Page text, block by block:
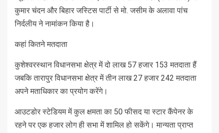
कुमार चंदन और बिहार जस्टिस पार्टी से मो. जसीम के अलावा पांच
निर्दलीय ने नामांकन किया है।
कहां कितने मतदाता
कुशेश्वरस्थान विधानसभा क्षेत्र में दो लाख 57 हजार 153 मतदाता हैं
जबकि तारापुर विधानसभा क्षेत्र में तीन लाख 27 हजार 242 मतदाता
अपने मताधिकार का प्रयोग करेंगे।
आउटडोर स्टेडियम में कुल क्षमता का 50 फीसद या स्टार कैंपेनर के
रहने पर एक हजार लोग ही सभा में शामिल हो सकेंगे। मान्यता प्राप्त